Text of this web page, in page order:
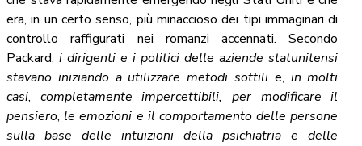
era, in un certo senso, più minaccioso dei tipi immaginari di
controllo raffigurati nei romanzi accennati. Secondo
Packard,i dirigenti e i politici delle aziende statunitensi
stavano iniziando a utilizzare metodi sottili e, in molti
casi, completamente impercettibili, per modificare il
pensiero, le emozioni e il comportamento delle persone
sulla base delle intuizioni della psichiatria e delle